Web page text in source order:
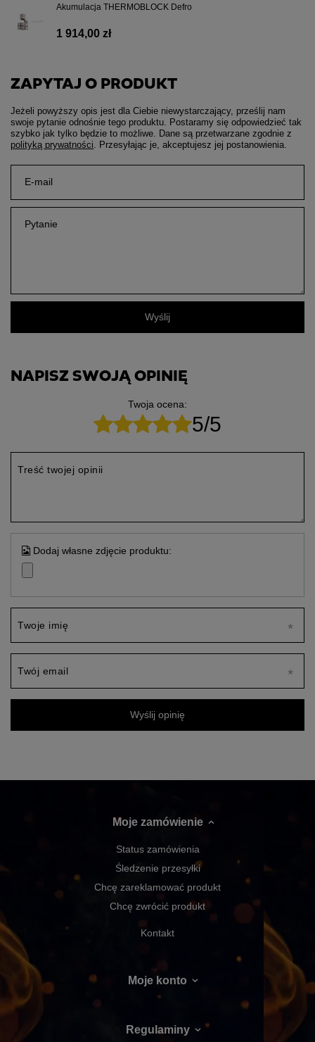
Akumulacja THERMOBLOCK Defro
1 914,00 zł
ZAPYTAJ O PRODUKT
Jeżeli powyższy opis jest dla Ciebie niewystarczający, prześlij nam
swoje pytanie odnośnie tego produktu. Postaramy się odpowiedzieć tak
szybko jak tylko będzie to możliwe.
Dane są przetwarzane zgodnie z
polityką prywatności . Przesyłając je, akceptujesz jej postanowienia.
E-mail
Pytanie
Wyślij
NAPISZ SWOJĄ OPINIĘ
Twoja ocena:
5/5
Treść twojej opinii
Dodaj własne zdjęcie produktu:
Twoje imię
Twój email
Wyślij opinię
Moje zamówienie
Status zamówienia
Śledzenie przesyłki
Chcę zareklamować produkt
Chcę zwrócić produkt
Kontakt
Moje konto
Regulaminy